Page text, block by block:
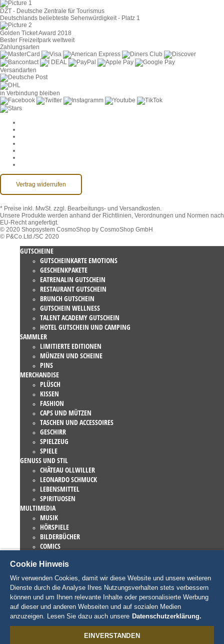
DZT - Deutsche Zentrale für Tourismus
Deutschlands beliebteste Sehenwürdigkeit - Platz 1
Golden Ticket Award 2018
Bester Freizeitpark weltweit
Zahlungsarten
Versandarten
in Verbindung bleiben
Vertrag widerrufen
* Preise inkl. MwSt. zzgl. Bearbeitungs- und Versandkosten.
Unsere Produkte werden anhand der Richtlinien, Verordnungen und Normen nach
EU-Recht angefertigt.
© 2020 Shopsystem CosmoShop by CosmoShop GmbH
© P&Co.Ltd./SC 2020
GUTSCHEINE
GUTSCHEINKARTE EMOTIONS
GESCHENKPAKETE
EATRENALIN GUTSCHEIN
RESTAURANT GUTSCHEIN
BRUNCH GUTSCHEIN
GUTSCHEIN WELLNESS
TALENT ACADEMY GUTSCHEIN
HOTEL GUTSCHEIN UND CAMPING
SAMMLER
LIMITIERTE EDITIONEN
MÜNZEN UND SCHEINE
PINS
MERCHANDISE
PLÜSCH
KISSEN
FASHION
CAPS UND MÜTZEN
TASCHEN UND ACCESSOIRES
GESCHIRR
SPIELZEUG
SPIELE
GENUSS UND STIL
CHÂTEAU OLLWILLER
LEONARDO SCHMUCK
LEBENSMITTEL
SPIRITUOSEN
MULTIMEDIA
MUSIK
HÖRSPIELE
BILDERBÜCHER
COMICS
EUROPA-PARK BÜCHER
GAMES UND FILME
KOLLEKTIONEN
EUROPA-PARK ATTRAKTIONEN
TRAUMATICA – FESTIVAL OF FEAR
LIEBHABERSTÜCKE
TALENT ACADEMY
Cookie Hinweis
Wir verwenden Cookies, damit wir diese Website und unsere weiteren
Dienste durch die Analyse Ihres Nutzungsverhalten stets verbessern
können und um Ihnen relevante Inhalte oder personalisierte Werbung
auf dieser und anderen Webseiten und auf sozialen Medien
anzuzeigen. Lesen Sie dazu auch unsere Datenschutzerklärung.
EINVERSTANDEN